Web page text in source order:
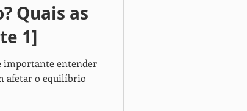
Quais as
1]
importante entender
afetar o equilíbrio